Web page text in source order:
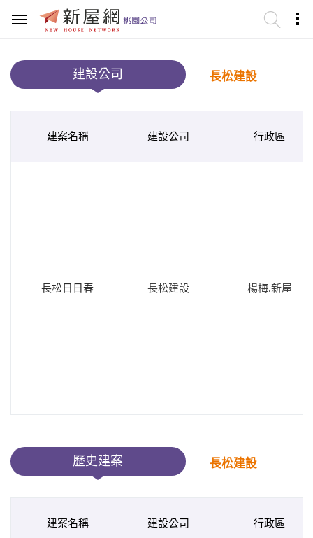
建設公司 長松建設
建案名稱 建設公司 行政區
長松日日春 長松建設 楊梅.新屋
歷史建案 長松建設
建案名稱 建設公司 行政區